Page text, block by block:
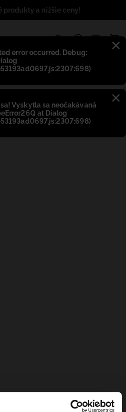
error occurred. Debug:
Vyskytla sa neočakávaná
at Dialog
produkty a nižšie ceny!